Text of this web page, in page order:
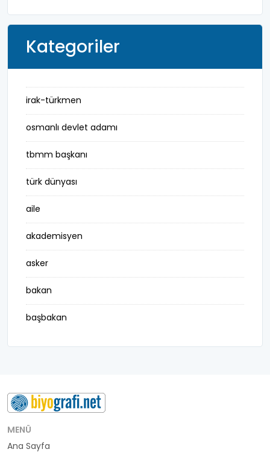
Kategoriler
irak-türkmen
osmanlı devlet adamı
tbmm başkanı
türk dünyası
aile
akademisyen
asker
bakan
başbakan
belediye başkanı
buluş
bürokrat
MENÜ
Ana Sayfa